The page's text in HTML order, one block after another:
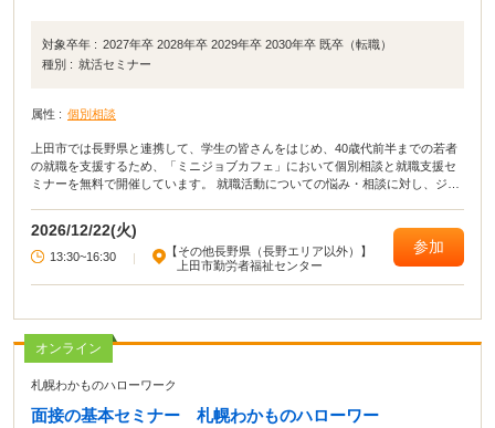
対象卒年 : 2027年卒 2028年卒 2029年卒 2030年卒 既卒（転職）
種別 : 就活セミナー
属性 : 個別相談
上田市では長野県と連携して、学生の皆さんをはじめ、40歳代前半までの若者
の就職を支援するため、「ミニジョブカフェ」において個別相談と就職支援セ
ミナーを無料で開催しています。 就職活動についての悩み・相談に対し、ジョ
2026/12/22(火)
13:30~16:30
【その他長野県（長野エリア以外）】
上田市勤労者福祉センター
参加
オンライン
札幌わかものハローワーク
面接の基本セミナー 札幌わかものハローワー